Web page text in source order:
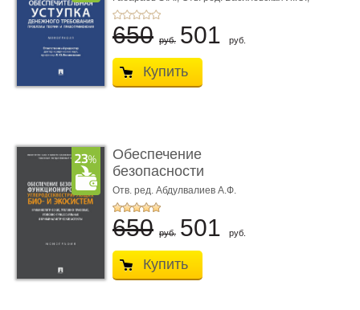
вступ. сл. Каретина М.Г.
650 руб. 501 руб.
Купить
Обеспечение
безопасности
функционирования уг
...
Отв. ред. Абдулвалиев А.Ф.
650 руб. 501 руб.
Купить